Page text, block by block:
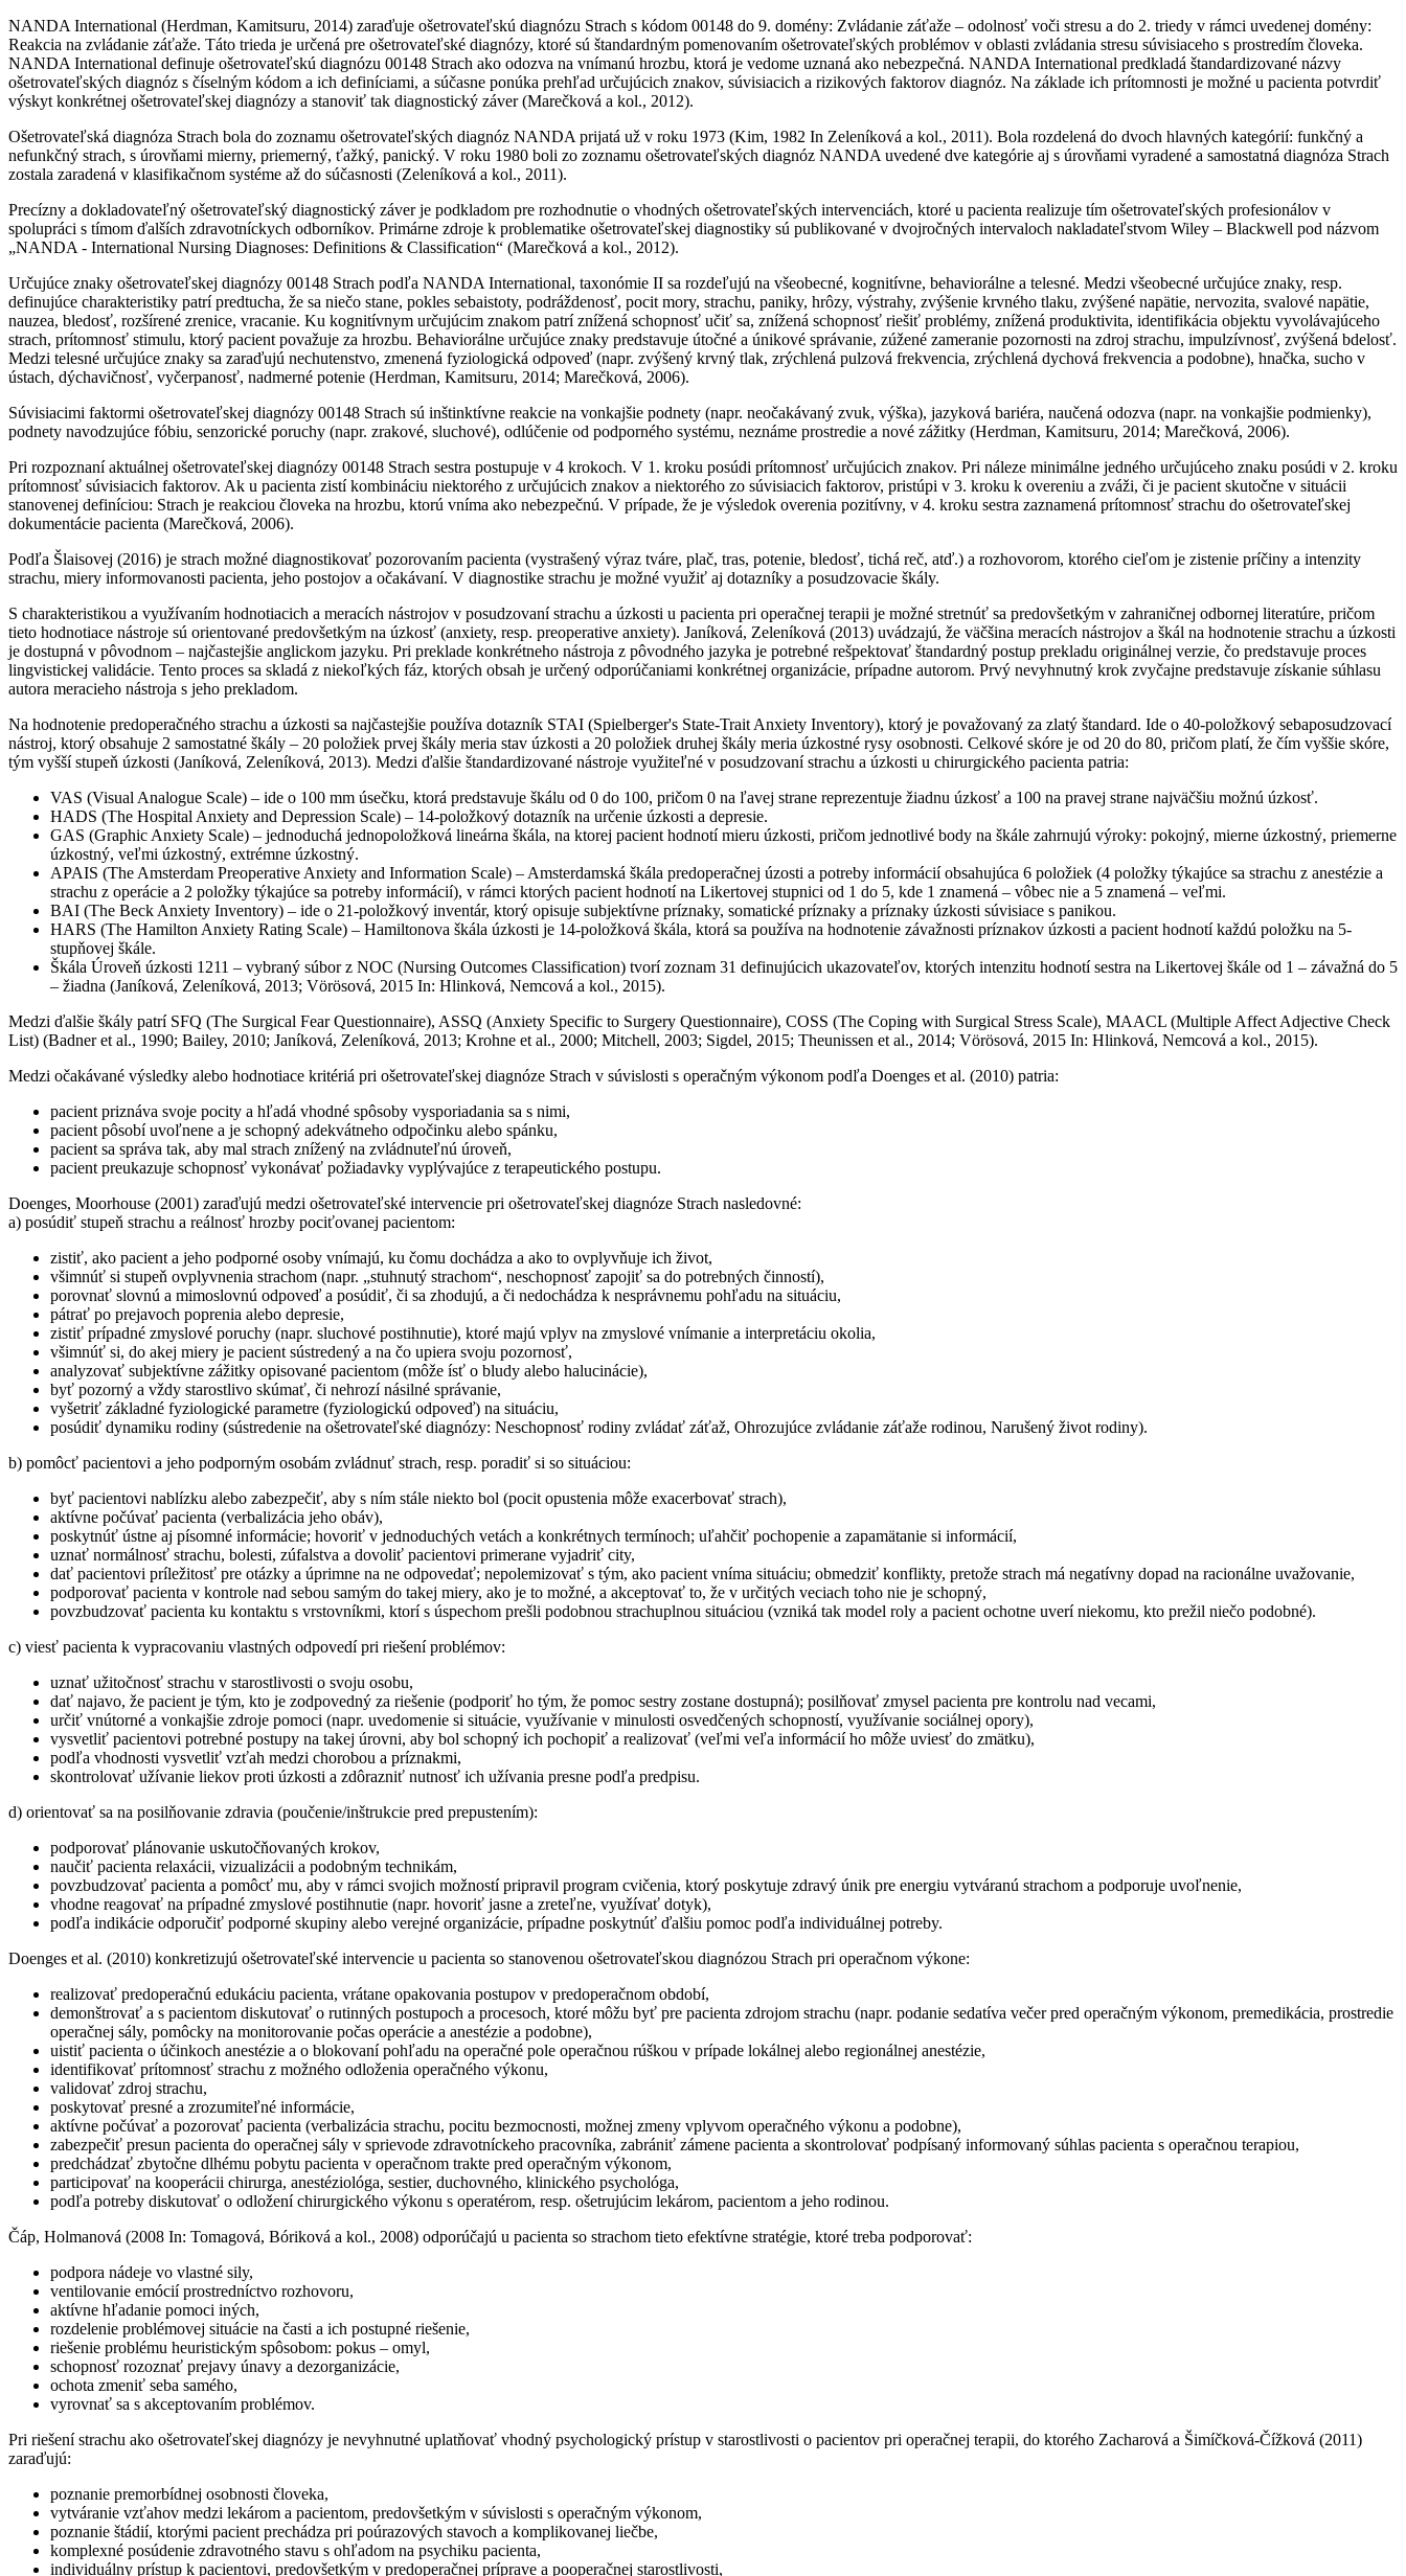
NANDA International (Herdman, Kamitsuru, 2014) zaraďuje ošetrovateľskú diagnózu Strach s kódom 00148 do 9. domény: Zvládanie záťaže – odolnosť voči stresu a do 2. triedy v rámci uvedenej domény:
Reakcia na zvládanie záťaže. Táto trieda je určená pre ošetrovateľské diagnózy, ktoré sú štandardným pomenovaním ošetrovateľských problémov v oblasti zvládania stresu súvisiaceho s prostredím človeka.
NANDA International definuje ošetrovateľskú diagnózu 00148 Strach ako odozva na vnímanú hrozbu, ktorá je vedome uznaná ako nebezpečná. NANDA International predkladá štandardizované názvy
ošetrovateľských diagnóz s číselným kódom a ich definíciami, a súčasne ponúka prehľad určujúcich znakov, súvisiacich a rizikových faktorov diagnóz. Na základe ich prítomnosti je možné u pacienta potvrdiť
výskyt konkrétnej ošetrovateľskej diagnózy a stanoviť tak diagnostický záver (Marečková a kol., 2012).
Ošetrovateľská diagnóza Strach bola do zoznamu ošetrovateľských diagnóz NANDA prijatá už v roku 1973 (Kim, 1982 In Zeleníková a kol., 2011). Bola rozdelená do dvoch hlavných kategórií: funkčný a
nefunkčný strach, s úrovňami mierny, priemerný, ťažký, panický. V roku 1980 boli zo zoznamu ošetrovateľských diagnóz NANDA uvedené dve kategórie aj s úrovňami vyradené a samostatná diagnóza Strach
zostala zaradená v klasifikačnom systéme až do súčasnosti (Zeleníková a kol., 2011).
Precízny a dokladovateľný ošetrovateľský diagnostický záver je podkladom pre rozhodnutie o vhodných ošetrovateľských intervenciách, ktoré u pacienta realizuje tím ošetrovateľských profesionálov v
spolupráci s tímom ďalších zdravotníckych odborníkov. Primárne zdroje k problematike ošetrovateľskej diagnostiky sú publikované v dvojročných intervaloch nakladateľstvom Wiley – Blackwell pod názvom
„NANDA - International Nursing Diagnoses: Definitions & Classification“ (Marečková a kol., 2012).
Určujúce znaky ošetrovateľskej diagnózy 00148 Strach podľa NANDA International, taxonómie II sa rozdeľujú na všeobecné, kognitívne, behaviorálne a telesné. Medzi všeobecné určujúce znaky, resp.
definujúce charakteristiky patrí predtucha, že sa niečo stane, pokles sebaistoty, podráždenosť, pocit mory, strachu, paniky, hrôzy, výstrahy, zvýšenie krvného tlaku, zvýšené napätie, nervozita, svalové napätie,
nauzea, bledosť, rozšírené zrenice, vracanie. Ku kognitívnym určujúcim znakom patrí znížená schopnosť učiť sa, znížená schopnosť riešiť problémy, znížená produktivita, identifikácia objektu vyvolávajúceho
strach, prítomnosť stimulu, ktorý pacient považuje za hrozbu. Behaviorálne určujúce znaky predstavuje útočné a únikové správanie, zúžené zameranie pozornosti na zdroj strachu, impulzívnosť, zvýšená bdelosť.
Medzi telesné určujúce znaky sa zaraďujú nechutenstvo, zmenená fyziologická odpoveď (napr. zvýšený krvný tlak, zrýchlená pulzová frekvencia, zrýchlená dychová frekvencia a podobne), hnačka, sucho v
ústach, dýchavičnosť, vyčerpanosť, nadmerné potenie (Herdman, Kamitsuru, 2014; Marečková, 2006).
Súvisiacimi faktormi ošetrovateľskej diagnózy 00148 Strach sú inštinktívne reakcie na vonkajšie podnety (napr. neočakávaný zvuk, výška), jazyková bariéra, naučená odozva (napr. na vonkajšie podmienky),
podnety navodzujúce fóbiu, senzorické poruchy (napr. zrakové, sluchové), odlúčenie od podporného systému, neznáme prostredie a nové zážitky (Herdman, Kamitsuru, 2014; Marečková, 2006).
Pri rozpoznaní aktuálnej ošetrovateľskej diagnózy 00148 Strach sestra postupuje v 4 krokoch. V 1. kroku posúdi prítomnosť určujúcich znakov. Pri náleze minimálne jedného určujúceho znaku posúdi v 2. kroku
prítomnosť súvisiacich faktorov. Ak u pacienta zistí kombináciu niektorého z určujúcich znakov a niektorého zo súvisiacich faktorov, pristúpi v 3. kroku k overeniu a zváži, či je pacient skutočne v situácii
stanovenej definíciou: Strach je reakciou človeka na hrozbu, ktorú vníma ako nebezpečnú. V prípade, že je výsledok overenia pozitívny, v 4. kroku sestra zaznamená prítomnosť strachu do ošetrovateľskej
dokumentácie pacienta (Marečková, 2006).
Podľa Šlaisovej (2016) je strach možné diagnostikovať pozorovaním pacienta (vystrašený výraz tváre, plač, tras, potenie, bledosť, tichá reč, atď.) a rozhovorom, ktorého cieľom je zistenie príčiny a intenzity
strachu, miery informovanosti pacienta, jeho postojov a očakávaní. V diagnostike strachu je možné využiť aj dotazníky a posudzovacie škály.
S charakteristikou a využívaním hodnotiacich a meracích nástrojov v posudzovaní strachu a úzkosti u pacienta pri operačnej terapii je možné stretnúť sa predovšetkým v zahraničnej odbornej literatúre, pričom
tieto hodnotiace nástroje sú orientované predovšetkým na úzkosť (anxiety, resp. preoperative anxiety). Janíková, Zeleníková (2013) uvádzajú, že väčšina meracích nástrojov a škál na hodnotenie strachu a úzkosti
je dostupná v pôvodnom – najčastejšie anglickom jazyku. Pri preklade konkrétneho nástroja z pôvodného jazyka je potrebné rešpektovať štandardný postup prekladu originálnej verzie, čo predstavuje proces
lingvistickej validácie. Tento proces sa skladá z niekoľkých fáz, ktorých obsah je určený odporúčaniami konkrétnej organizácie, prípadne autorom. Prvý nevyhnutný krok zvyčajne predstavuje získanie súhlasu
autora meracieho nástroja s jeho prekladom.
Na hodnotenie predoperačného strachu a úzkosti sa najčastejšie používa dotazník STAI (Spielberger's State-Trait Anxiety Inventory), ktorý je považovaný za zlatý štandard. Ide o 40-položkový sebaposudzovací
nástroj, ktorý obsahuje 2 samostatné škály – 20 položiek prvej škály meria stav úzkosti a 20 položiek druhej škály meria úzkostné rysy osobnosti. Celkové skóre je od 20 do 80, pričom platí, že čím vyššie skóre,
tým vyšší stupeň úzkosti (Janíková, Zeleníková, 2013). Medzi ďalšie štandardizované nástroje využiteľné v posudzovaní strachu a úzkosti u chirurgického pacienta patria:
VAS (Visual Analogue Scale) – ide o 100 mm úsečku, ktorá predstavuje škálu od 0 do 100, pričom 0 na ľavej strane reprezentuje žiadnu úzkosť a 100 na pravej strane najväčšiu možnú úzkosť.
HADS (The Hospital Anxiety and Depression Scale) – 14-položkový dotazník na určenie úzkosti a depresie.
GAS (Graphic Anxiety Scale) – jednoduchá jednopoložková lineárna škála, na ktorej pacient hodnotí mieru úzkosti, pričom jednotlivé body na škále zahrnujú výroky: pokojný, mierne úzkostný, priemerne
úzkostný, veľmi úzkostný, extrémne úzkostný.
APAIS (The Amsterdam Preoperative Anxiety and Information Scale) – Amsterdamská škála predoperačnej úzosti a potreby informácií obsahujúca 6 položiek (4 položky týkajúce sa strachu z anestézie a
strachu z operácie a 2 položky týkajúce sa potreby informácií), v rámci ktorých pacient hodnotí na Likertovej stupnici od 1 do 5, kde 1 znamená – vôbec nie a 5 znamená – veľmi.
BAI (The Beck Anxiety Inventory) – ide o 21-položkový inventár, ktorý opisuje subjektívne príznaky, somatické príznaky a príznaky úzkosti súvisiace s panikou.
HARS (The Hamilton Anxiety Rating Scale) – Hamiltonova škála úzkosti je 14-položková škála, ktorá sa používa na hodnotenie závažnosti príznakov úzkosti a pacient hodnotí každú položku na 5-
stupňovej škále.
Škála Úroveň úzkosti 1211 – vybraný súbor z NOC (Nursing Outcomes Classification) tvorí zoznam 31 definujúcich ukazovateľov, ktorých intenzitu hodnotí sestra na Likertovej škále od 1 – závažná do 5
– žiadna (Janíková, Zeleníková, 2013; Vörösová, 2015 In: Hlinková, Nemcová a kol., 2015).
Medzi ďalšie škály patrí SFQ (The Surgical Fear Questionnaire), ASSQ (Anxiety Specific to Surgery Questionnaire), COSS (The Coping with Surgical Stress Scale), MAACL (Multiple Affect Adjective Check
List) (Badner et al., 1990; Bailey, 2010; Janíková, Zeleníková, 2013; Krohne et al., 2000; Mitchell, 2003; Sigdel, 2015; Theunissen et al., 2014; Vörösová, 2015 In: Hlinková, Nemcová a kol., 2015).
Medzi očakávané výsledky alebo hodnotiace kritériá pri ošetrovateľskej diagnóze Strach v súvislosti s operačným výkonom podľa Doenges et al. (2010) patria:
pacient priznáva svoje pocity a hľadá vhodné spôsoby vysporiadania sa s nimi,
pacient pôsobí uvoľnene a je schopný adekvátneho odpočinku alebo spánku,
pacient sa správa tak, aby mal strach znížený na zvládnuteľnú úroveň,
pacient preukazuje schopnosť vykonávať požiadavky vyplývajúce z terapeutického postupu.
Doenges, Moorhouse (2001) zaraďujú medzi ošetrovateľské intervencie pri ošetrovateľskej diagnóze Strach nasledovné:
a) posúdiť stupeň strachu a reálnosť hrozby pociťovanej pacientom:
zistiť, ako pacient a jeho podporné osoby vnímajú, ku čomu dochádza a ako to ovplyvňuje ich život,
všimnúť si stupeň ovplyvnenia strachom (napr. „stuhnutý strachom“, neschopnosť zapojiť sa do potrebných činností),
porovnať slovnú a mimoslovnú odpoveď a posúdiť, či sa zhodujú, a či nedochádza k nesprávnemu pohľadu na situáciu,
pátrať po prejavoch poprenia alebo depresie,
zistiť prípadné zmyslové poruchy (napr. sluchové postihnutie), ktoré majú vplyv na zmyslové vnímanie a interpretáciu okolia,
všimnúť si, do akej miery je pacient sústredený a na čo upiera svoju pozornosť,
analyzovať subjektívne zážitky opisované pacientom (môže ísť o bludy alebo halucinácie),
byť pozorný a vždy starostlivo skúmať, či nehrozí násilné správanie,
vyšetriť základné fyziologické parametre (fyziologickú odpoveď) na situáciu,
posúdiť dynamiku rodiny (sústredenie na ošetrovateľské diagnózy: Neschopnosť rodiny zvládať záťaž, Ohrozujúce zvládanie záťaže rodinou, Narušený život rodiny).
b) pomôcť pacientovi a jeho podporným osobám zvládnuť strach, resp. poradiť si so situáciou:
byť pacientovi nablízku alebo zabezpečiť, aby s ním stále niekto bol (pocit opustenia môže exacerbovať strach),
aktívne počúvať pacienta (verbalizácia jeho obáv),
poskytnúť ústne aj písomné informácie; hovoriť v jednoduchých vetách a konkrétnych termínoch; uľahčiť pochopenie a zapamätanie si informácií,
uznať normálnosť strachu, bolesti, zúfalstva a dovoliť pacientovi primerane vyjadriť city,
dať pacientovi príležitosť pre otázky a úprimne na ne odpovedať; nepolemizovať s tým, ako pacient vníma situáciu; obmedziť konflikty, pretože strach má negatívny dopad na racionálne uvažovanie,
podporovať pacienta v kontrole nad sebou samým do takej miery, ako je to možné, a akceptovať to, že v určitých veciach toho nie je schopný,
povzbudzovať pacienta ku kontaktu s vrstovníkmi, ktorí s úspechom prešli podobnou strachuplnou situáciou (vzniká tak model roly a pacient ochotne uverí niekomu, kto prežil niečo podobné).
c) viesť pacienta k vypracovaniu vlastných odpovedí pri riešení problémov:
uznať užitočnosť strachu v starostlivosti o svoju osobu,
dať najavo, že pacient je tým, kto je zodpovedný za riešenie (podporiť ho tým, že pomoc sestry zostane dostupná); posilňovať zmysel pacienta pre kontrolu nad vecami,
určiť vnútorné a vonkajšie zdroje pomoci (napr. uvedomenie si situácie, využívanie v minulosti osvedčených schopností, využívanie sociálnej opory),
vysvetliť pacientovi potrebné postupy na takej úrovni, aby bol schopný ich pochopiť a realizovať (veľmi veľa informácií ho môže uviesť do zmätku),
podľa vhodnosti vysvetliť vzťah medzi chorobou a príznakmi,
skontrolovať užívanie liekov proti úzkosti a zdôrazniť nutnosť ich užívania presne podľa predpisu.
d) orientovať sa na posilňovanie zdravia (poučenie/inštrukcie pred prepustením):
podporovať plánovanie uskutočňovaných krokov,
naučiť pacienta relaxácii, vizualizácii a podobným technikám,
povzbudzovať pacienta a pomôcť mu, aby v rámci svojich možností pripravil program cvičenia, ktorý poskytuje zdravý únik pre energiu vytváranú strachom a podporuje uvoľnenie,
vhodne reagovať na prípadné zmyslové postihnutie (napr. hovoriť jasne a zreteľne, využívať dotyk),
podľa indikácie odporučiť podporné skupiny alebo verejné organizácie, prípadne poskytnúť ďalšiu pomoc podľa individuálnej potreby.
Doenges et al. (2010) konkretizujú ošetrovateľské intervencie u pacienta so stanovenou ošetrovateľskou diagnózou Strach pri operačnom výkone:
realizovať predoperačnú edukáciu pacienta, vrátane opakovania postupov v predoperačnom období,
demonštrovať a s pacientom diskutovať o rutinných postupoch a procesoch, ktoré môžu byť pre pacienta zdrojom strachu (napr. podanie sedatíva večer pred operačným výkonom, premedikácia, prostredie
operačnej sály, pomôcky na monitorovanie počas operácie a anestézie a podobne),
uistiť pacienta o účinkoch anestézie a o blokovaní pohľadu na operačné pole operačnou rúškou v prípade lokálnej alebo regionálnej anestézie,
identifikovať prítomnosť strachu z možného odloženia operačného výkonu,
validovať zdroj strachu,
poskytovať presné a zrozumiteľné informácie,
aktívne počúvať a pozorovať pacienta (verbalizácia strachu, pocitu bezmocnosti, možnej zmeny vplyvom operačného výkonu a podobne),
zabezpečiť presun pacienta do operačnej sály v sprievode zdravotníckeho pracovníka, zabrániť zámene pacienta a skontrolovať podpísaný informovaný súhlas pacienta s operačnou terapiou,
predchádzať zbytočne dlhému pobytu pacienta v operačnom trakte pred operačným výkonom,
participovať na kooperácii chirurga, anestéziológa, sestier, duchovného, klinického psychológa,
podľa potreby diskutovať o odložení chirurgického výkonu s operatérom, resp. ošetrujúcim lekárom, pacientom a jeho rodinou.
Čáp, Holmanová (2008 In: Tomagová, Bóriková a kol., 2008) odporúčajú u pacienta so strachom tieto efektívne stratégie, ktoré treba podporovať:
podpora nádeje vo vlastné sily,
ventilovanie emócií prostredníctvo rozhovoru,
aktívne hľadanie pomoci iných,
rozdelenie problémovej situácie na časti a ich postupné riešenie,
riešenie problému heuristickým spôsobom: pokus – omyl,
schopnosť rozoznať prejavy únavy a dezorganizácie,
ochota zmeniť seba samého,
vyrovnať sa s akceptovaním problémov.
Pri riešení strachu ako ošetrovateľskej diagnózy je nevyhnutné uplatňovať vhodný psychologický prístup v starostlivosti o pacientov pri operačnej terapii, do ktorého Zacharová a Šimíčková-Čížková (2011)
zaraďujú:
poznanie premorbídnej osobnosti človeka,
vytváranie vzťahov medzi lekárom a pacientom, predovšetkým v súvislosti s operačným výkonom,
poznanie štádií, ktorými pacient prechádza pri poúrazových stavoch a komplikovanej liečbe,
komplexné posúdenie zdravotného stavu s ohľadom na psychiku pacienta,
individuálny prístup k pacientovi, predovšetkým v predoperačnej príprave a pooperačnej starostlivosti,